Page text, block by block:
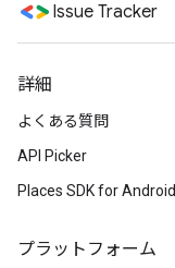
Issue Tracker
詳細
よくある質問
API Picker
Places SDK for Android
プラットフォーム